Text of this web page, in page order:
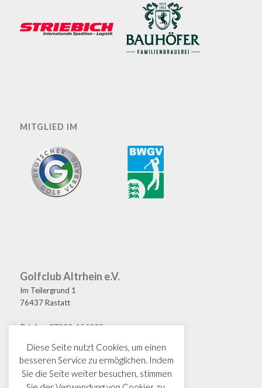
MITGLIED IM
Golfclub Altrhein e.V.
Im Teilergrund 1
76437 Rastatt
Telefon: 07222-154209
E-Mail: golf@gcaltrhein.de
Diese Seite nutzt Cookies, um einen
besseren Service zu ermöglichen. Indem
Sie die Seite weiter besuchen, stimmen